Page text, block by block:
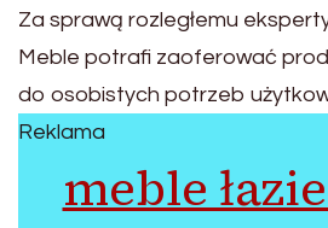
Za sprawą rozległemu
Meble potrafi zaoferować
do osobistych potrzeb
Reklama
meble